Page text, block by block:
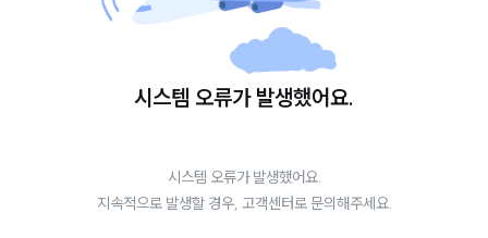
시스템 오류가 발생했어요.
시스템 오류가 발생했어요.
지속적으로 발생할 경우, 고객센터로 문의해주세요.